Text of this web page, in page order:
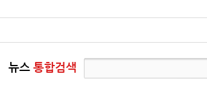
뉴스 통합검색